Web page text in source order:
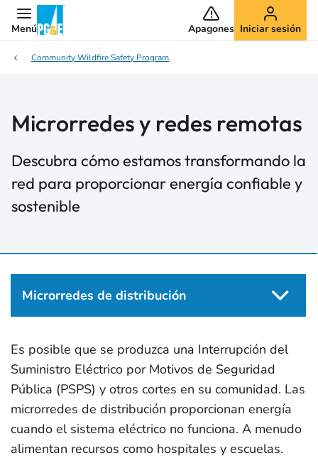
Menú Apagones Iniciar sesión
Community Wildfire Safety Program
Microrredes y redes remotas
Descubra cómo estamos transformando la
red para proporcionar energía confiable y
sostenible
Microrredes de distribución
Es posible que se produzca una Interrupción del
Suministro Eléctrico por Motivos de Seguridad
Pública (PSPS) y otros cortes en su comunidad. Las
microrredes de distribución proporcionan energía
cuando el sistema eléctrico no funciona. A menudo
alimentan recursos como hospitales y escuelas.